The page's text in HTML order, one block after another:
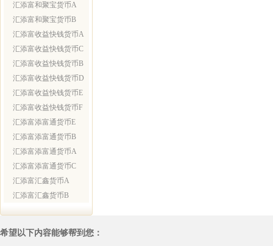
汇添富和聚宝货币A
汇添富和聚宝货币B
汇添富收益快钱货币A
汇添富收益快钱货币C
汇添富收益快钱货币B
汇添富收益快钱货币D
汇添富收益快钱货币E
汇添富收益快钱货币F
汇添富添富通货币E
汇添富添富通货币B
汇添富添富通货币A
汇添富添富通货币C
汇添富汇鑫货币A
汇添富汇鑫货币B
希望以下内容能够帮到您：